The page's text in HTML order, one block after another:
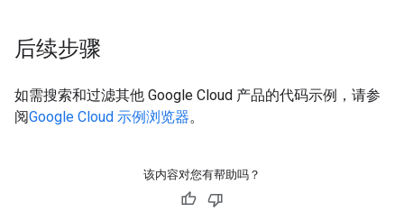
后续步骤
如需搜索和过滤其他 Google Cloud 产品的代码示例，请参
阅Google Cloud 示例浏览器。
该内容对您有帮助吗？